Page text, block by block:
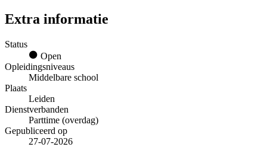
Extra informatie
Status
Open
Opleidingsniveaus
Middelbare school
Plaats
Leiden
Dienstverbanden
Parttime (overdag)
Gepubliceerd op
27-07-2026